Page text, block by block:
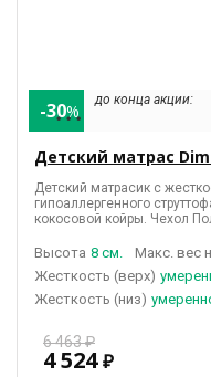
-30%
до конца акции:
Детский матрас
6 463 ₽
4 524₽
Детский матрасик с
гипоаллергенного
кокосовой койры. Чехол
Высота 8 см. Макс. вес
(верх)
(низ)